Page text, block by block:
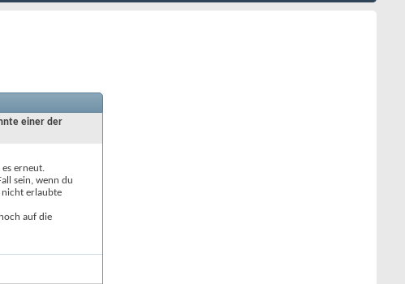
einer der
erneut.
sein, wenn du
nicht erlaubte
auf die